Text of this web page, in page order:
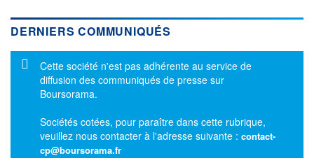
DERNIERS COMMUNIQUÉS
Message d'information
Cette société n'est pas adhérente au service de
diffusion des communiqués de presse sur
Boursorama.
Sociétés cotées, pour paraître dans cette rubrique,
veuillez nous contacter à l'adresse suivante : contact-
cp@boursorama.fr